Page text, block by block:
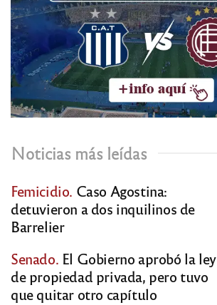
Noticias más leídas
Femicidio. Caso Agostina:
detuvieron a dos inquilinos de
Barrelier
Senado. El Gobierno aprobó la ley
de propiedad privada, pero tuvo
que quitar otro capítulo